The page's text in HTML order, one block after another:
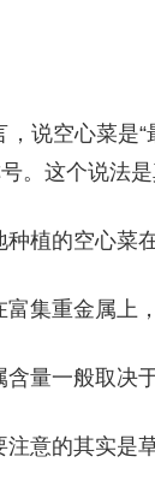
，说空心菜是
。这个说法
种植的空心菜
富集重金属上
含量一般取决
注意的其实是